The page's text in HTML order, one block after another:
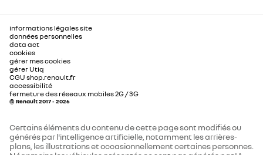
informations légales site
données personnelles
data act
cookies
gérer mes cookies
gérer Utiq
CGU shop.renault.fr
accessibilité
fermeture des réseaux mobiles 2G / 3G
© Renault 2017 - 2026
Certains éléments du contenu de cette page sont modifiés ou
générés par l'intelligence artificielle, notamment les arrières-
plans, les illustrations et occasionnellement certaines personnes.